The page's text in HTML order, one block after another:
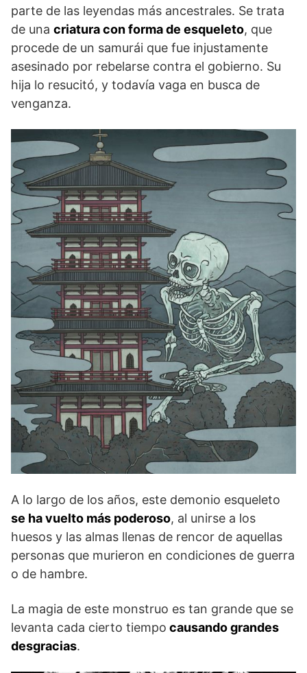
parte de las leyendas más ancestrales. Se trata
de una criatura con forma de esqueleto, que
procede de un samurái que fue injustamente
asesinado por rebelarse contra el gobierno. Su
hija lo resucitó, y todavía vaga en busca de
venganza.
A lo largo de los años, este demonio esqueleto
se ha vuelto más poderoso, al unirse a los
huesos y las almas llenas de rencor de aquellas
personas que murieron en condiciones de guerra
o de hambre.
La magia de este monstruo es tan grande que se
levanta cada cierto tiempo causando grandes
desgracias.